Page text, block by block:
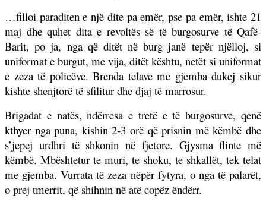
…filloi paraditen e një dite pa emër, pse pa emër, ishte 21
maj dhe quhet dita e revoltës së të burgosurve të Qafë-
Barit, po ja, nga që ditët në burg janë tepër njëlloj, si
uniformat e burgut, me vija, ditët kështu, netët si uniformat
e zeza të policëve. Brenda telave me gjemba dukej sikur
kishte shenjtorë të sfilitur dhe djaj të marrosur.
Brigadat e natës, ndërresa e tretë e të burgosurve, qenë
kthyer nga puna, kishin 2-3 orë që prisnin më këmbë dhe
s’jepej urdhri të shkonin në fjetore. Gjysma flinte më
këmbë. Mbështetur te muri, te shoku, te shkallët, tek telat
me gjemba. Vurrata të zeza nëpër fytyra, o nga të palarët,
o prej tmerrit, që shihnin në atë copëz ëndërr.